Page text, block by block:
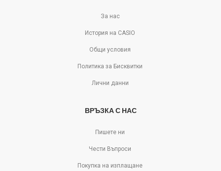
За нас
История на CASIO
Общи условия
Политика за Бисквитки
Лични данни
ВРЪЗКА С НАС
Пишете ни
Чести Въпроси
Покупка на изплащане